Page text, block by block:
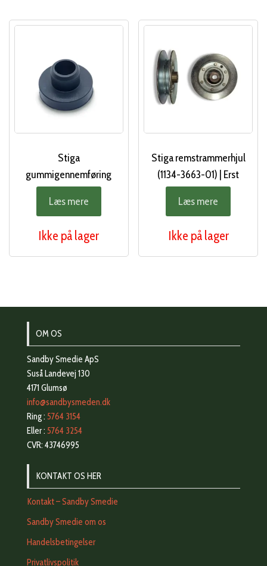
Stiga
gummigennemføring
(1134-3225-01) | Erst
Læs mere
Ikke på lager
Stiga remstrammerhjul
(1134-3663-01) | Erst
Læs mere
Ikke på lager
OM OS
Sandby Smedie ApS
Suså Landevej 130
4171 Glumsø
info@sandbysmeden.dk
Ring : 5764 3154
Eller : 5764 3254
CVR: 43746995
KONTAKT OS HER
Kontakt – Sandby Smedie
Sandby Smedie om os
Handelsbetingelser
Privatlivspolitik